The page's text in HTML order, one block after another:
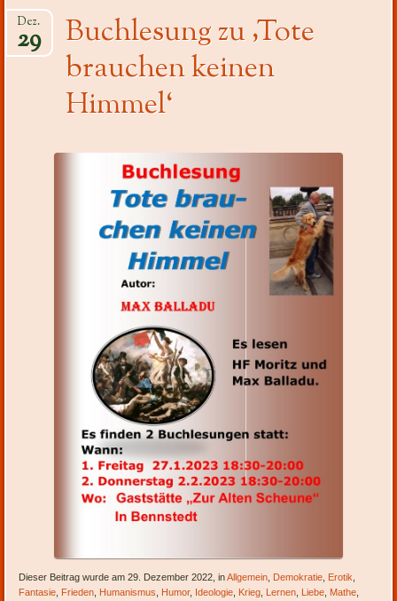
Buchlesung zu ‚Tote
brauchen keinen
Himmel‘
Dez.
29
Dieser Beitrag wurde am 29. Dezember 2022, inAllgemein, Demokratie, Erotik,
Fantasie, Frieden, Humanismus, Humor, Ideologie, Krieg, Lernen, Liebe, Mathe,